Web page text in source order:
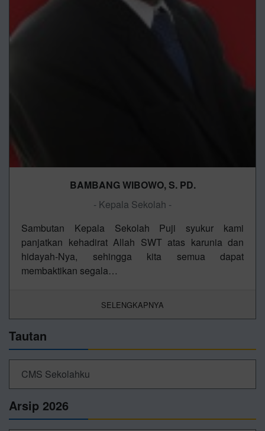
BAMBANG WIBOWO, S. PD.
- Kepala Sekolah -
Sambutan Kepala Sekolah Puji syukur kami
panjatkan kehadirat Allah SWT atas karunia dan
hidayah-Nya, sehingga kita semua dapat
membaktikan segala…
SELENGKAPNYA
Tautan
CMS Sekolahku
Arsip 2026